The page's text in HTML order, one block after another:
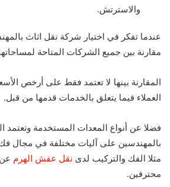
والاسترتش.
عندما تفكر في اختيار شركة نقل اثاث
مقارنة بين جميع الشركات المتاحة
المقارنة بينها لا تعتمد فقط على أرخص
العملاء فيما يتعلق بالخدمات قدمها من قبل.
فضلا عن أنواع المعدات المستخدمة وتعتمد
بالمهندسين على آليات مختلفة في مجال
مثلا الفك والتركيب لدى نقل عفش الهرم
محترفين.